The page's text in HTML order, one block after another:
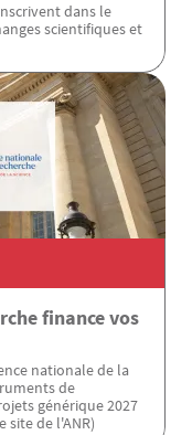
dans le
scientifiques et
finance vos
nationale de la
de
générique 2027
site de l'ANR)